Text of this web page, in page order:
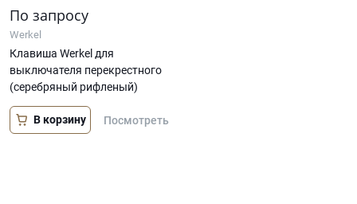
По запросу
Werkel
Клавиша Werkel для
выключателя перекрестного
(серебряный рифленый)
В корзину Посмотреть